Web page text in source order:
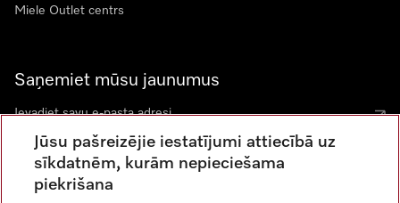
Miele Outlet centrs
Saņemiet mūsu jaunumus
Jūsu pašreizējie iestatījumi attiecībā uz
sīkdatnēm, kurām nepieciešama
piekrišana